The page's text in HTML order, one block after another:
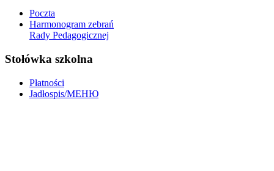
Poczta
Harmonogram zebrań
Rady Pedagogicznej
Stołówka szkolna
Płatności
Jadłospis/МЕНЮ